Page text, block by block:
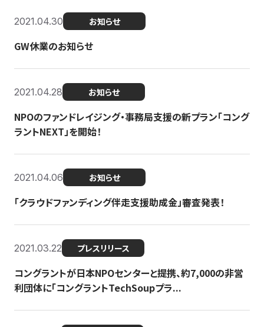
2021.04.30 お知らせ
GW休業のお知らせ
2021.04.28 お知らせ
NPOのファンドレイジング・事務局支援の新プラン「コング
ラントNEXT」を開始！
2021.04.06 お知らせ
「クラウドファンディング伴走支援助成金」審査発表！
2021.03.22 プレスリリース
コングラントが日本NPOセンターと提携、約7,000の非営
利団体に「コングラントTechSoupプラ...